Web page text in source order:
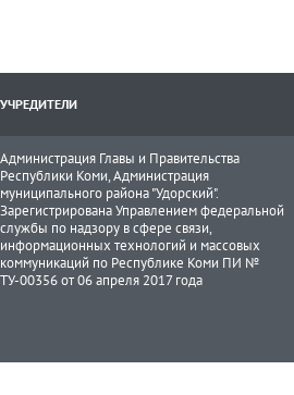
УЧРЕДИТЕЛИ
Администрация Главы и Правительства
Республики Коми, Администрация
муниципального района "Удорский".
Зарегистрирована Управлением федеральной
службы по надзору в сфере связи,
информационных технологий и массовых
коммуникаций по Республике Коми ПИ №
ТУ-00356 от 06 апреля 2017 года